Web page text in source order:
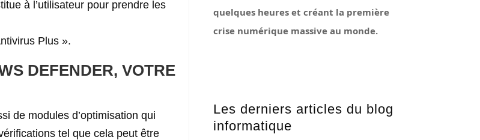
à l’utilisateur pour prendre les
Plus ».
DEFENDER, VOTRE
de modules d’optimisation qui
tel que cela peut être
quelques heures et créant la première
crise numérique massive au monde.
Les derniers articles du blog
informatique